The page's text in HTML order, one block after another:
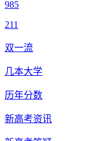
985
211
双一流
几本大学
历年分数
新高考资讯